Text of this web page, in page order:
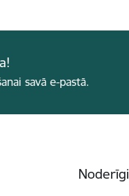
savā e-pastā.
Noderīgi